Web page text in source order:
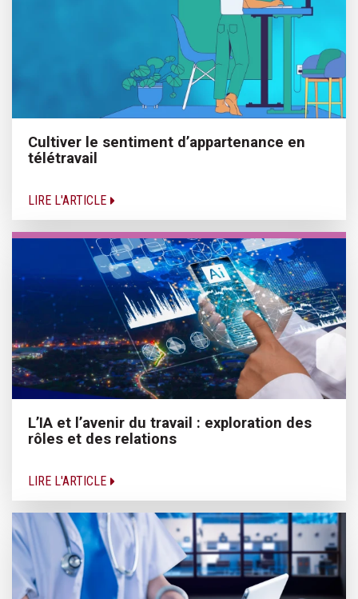
Cultiver le sentiment d’appartenance en
télétravail
LIRE L'ARTICLE
L’IA et l’avenir du travail : exploration des
rôles et des relations
LIRE L'ARTICLE